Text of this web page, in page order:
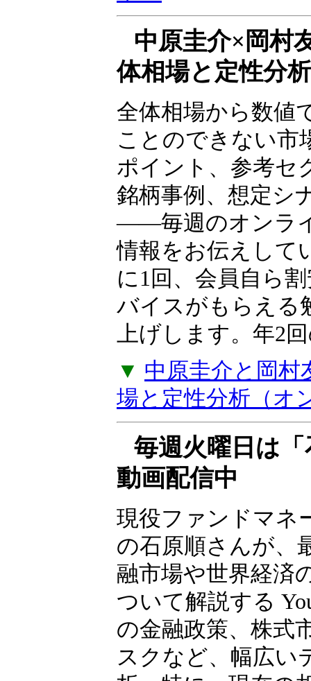
ュー専用インジケ
▼ フィボナッチ
ャー
中原圭介×岡
体相場と定性分
全体相場から数値
ことのできない市
ポイント、参考セ
銘柄事例、想定シ
――毎週のオンラ
情報をお伝えして
に1回、会員自ら
バイスがもらえる
上げします。年2
▼ 中原圭介と岡村
場と定性分析（オ
毎週火曜日は
動画配信中
現役ファンドマネ
の石原順さんが、
融市場や世界経済